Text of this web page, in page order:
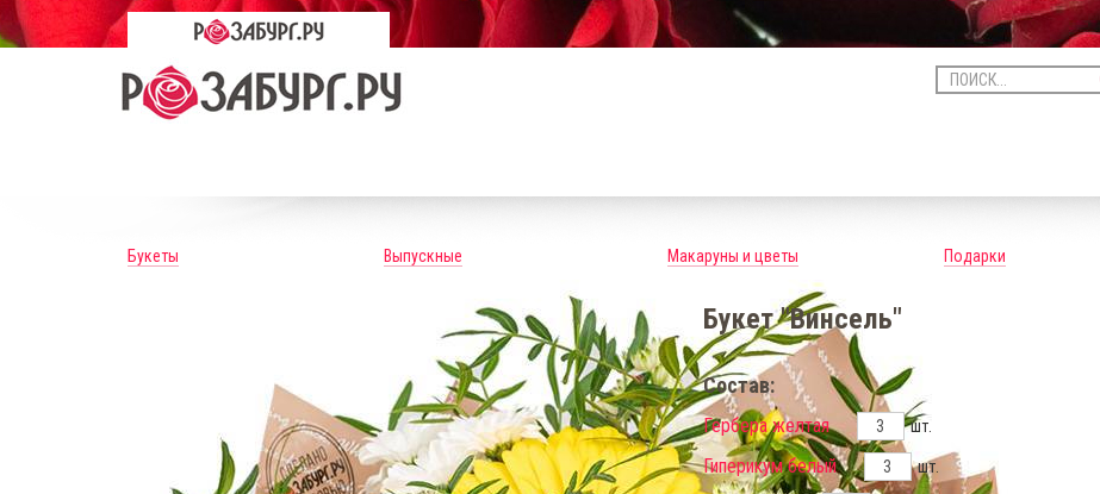
Букеты Выпускные Макаруны и цветы Подарки
Букет "Винсель"
Состав:
Гербера желтая шт.
Гиперикум белый шт.